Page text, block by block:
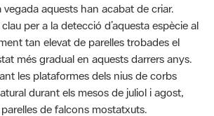
vegada aquests han acabat de criar.
per a la detecció d’aquesta espècie al
tan elevat de parelles trobades el
més gradual en aquests darrers anys.
les plataformes dels nius de corbs
durant els mesos de juliol i agost,
de falcons mostatxuts.